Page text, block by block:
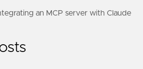
an MCP server with Claude